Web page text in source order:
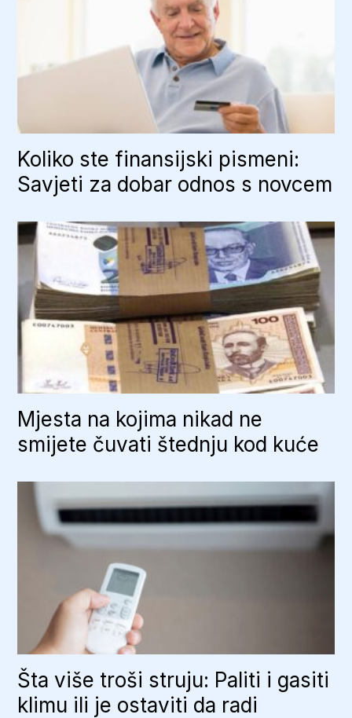
Koliko ste finansijski pismeni:
Savjeti za dobar odnos s novcem
Mjesta na kojima nikad ne
smijete čuvati štednju kod kuće
Šta više troši struju: Paliti i gasiti
klimu ili je ostaviti da radi